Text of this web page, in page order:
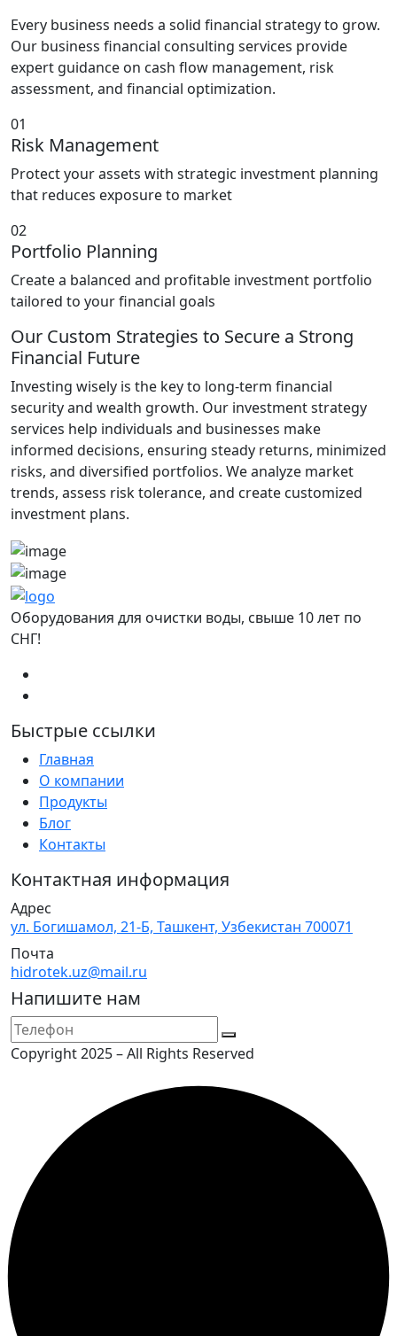
Every business needs a solid financial strategy to grow.
Our business financial consulting services provide
expert guidance on cash flow management, risk
assessment, and financial optimization.
01
Risk Management
Protect your assets with strategic investment planning
that reduces exposure to market
02
Portfolio Planning
Create a balanced and profitable investment portfolio
tailored to your financial goals
Our Custom Strategies to Secure a Strong
Financial Future
Investing wisely is the key to long-term financial
security and wealth growth. Our investment strategy
services help individuals and businesses make
informed decisions, ensuring steady returns, minimized
risks, and diversified portfolios. We analyze market
trends, assess risk tolerance, and create customized
investment plans.
Оборудования для очистки воды, свыше 10 лет по
СНГ!
Быстрые ссылки
Главная
О компании
Продукты
Блог
Контакты
Контактная информация
Адрес
ул. Богишамол, 21-Б, Ташкент, Узбекистан 700071
Почта
hidrotek.uz@mail.ru
Напишите нам
Copyright 2025 – All Rights Reserved